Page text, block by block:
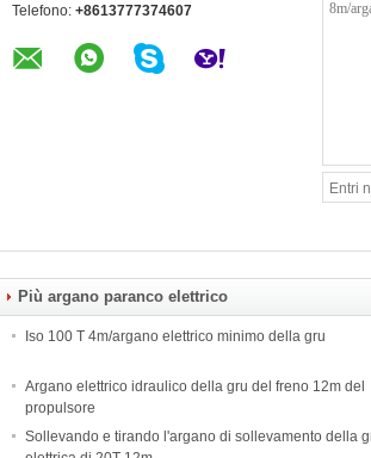
Telefono: +8613777374607
Più argano paranco elettrico
Iso 100 T 4m/argano elettrico minimo della gru
Argano elettrico idraulico della gru del freno 12m del
propulsore
Sollevando e tirando l'argano di sollevamento della